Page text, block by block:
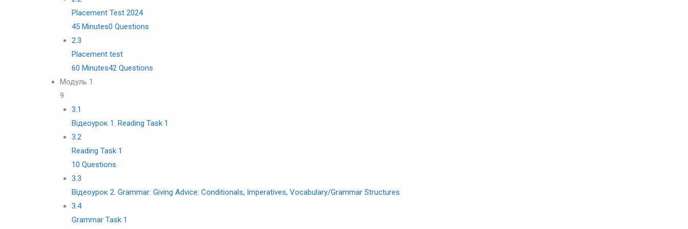
Placement Test 2024
45 Minutes0 Questions
2.3
Placement test
60 Minutes42 Questions
Модуль 1
9
3.1
Відеоурок 1. Reading Task 1
3.2
Reading Task 1
10 Questions
3.3
Відеоурок 2. Grammar: Giving Advice: Conditionals, Imperatives, Vocabulary/Grammar Structures
3.4
Grammar Task 1